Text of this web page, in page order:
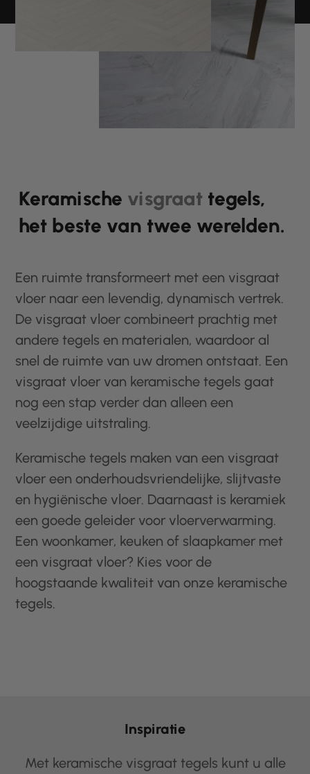
Keramische visgraat tegels,
het beste van twee werelden.
Een ruimte transformeert met een visgraat
vloer naar een levendig, dynamisch vertrek.
De visgraat vloer combineert prachtig met
andere tegels en materialen, waardoor al
snel de ruimte van uw dromen ontstaat. Een
visgraat vloer van keramische tegels gaat
nog een stap verder dan alleen een
veelzijdige uitstraling.
Keramische tegels maken van een visgraat
vloer een onderhoudsvriendelijke, slijtvaste
en hygiënische vloer. Daarnaast is keramiek
een goede geleider voor vloerverwarming.
Een woonkamer, keuken of slaapkamer met
een visgraat vloer? Kies voor de
hoogstaande kwaliteit van onze keramische
tegels.
Inspiratie
Met keramische visgraat tegels kunt u alle